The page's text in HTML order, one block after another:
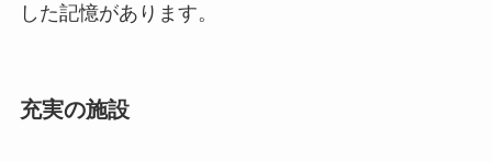
した記憶があります。
充実の施設